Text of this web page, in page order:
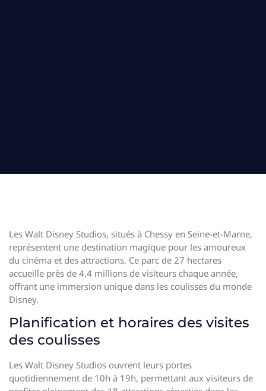
Les Walt Disney Studios, situés à Chessy en Seine-et-Marne,
représentent une destination magique pour les amoureux
du cinéma et des attractions. Ce parc de 27 hectares
accueille près de 4,4 millions de visiteurs chaque année,
offrant une immersion unique dans les coulisses du monde
Disney.
Planification et horaires des visites
des coulisses
Les Walt Disney Studios ouvrent leurs portes
quotidiennement de 10h à 19h, permettant aux visiteurs de